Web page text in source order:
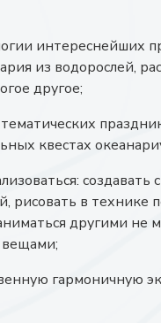
интереснейших
из водорослей,
другое;
квестах
создавать
рисовать в технике
другими не
гармоничную